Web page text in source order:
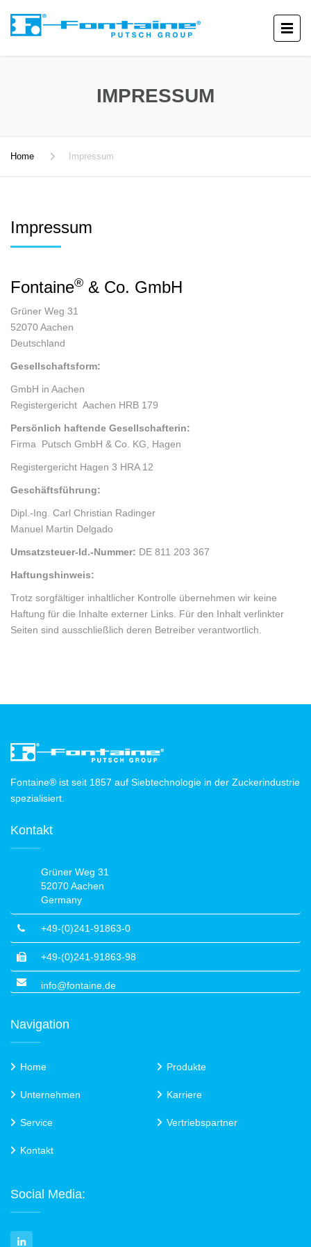
IMPRESSUM
Home Impressum
Impressum
Fontaine® & Co. GmbH
Grüner Weg 31
52070 Aachen
Deutschland
Gesellschaftsform:
GmbH in Aachen
Registergericht Aachen HRB 179
Persönlich haftende Gesellschafterin:
Firma Putsch GmbH & Co. KG, Hagen
Registergericht Hagen 3 HRA 12
Geschäftsführung:
Dipl.-Ing. Carl Christian Radinger
Manuel Martin Delgado
Umsatzsteuer-Id.-Nummer: DE 811 203 367
Haftungshinweis:
Trotz sorgfältiger inhaltlicher Kontrolle übernehmen wir keine
Haftung für die Inhalte externer Links. Für den Inhalt verlinkter
Seiten sind ausschließlich deren Betreiber verantwortlich.
Fontaine® ist seit 1857 auf Siebtechnologie in der Zuckerindustrie
spezialisiert.
Kontakt
Grüner Weg 31
52070 Aachen
Germany
+49-(0)241-91863-0
+49-(0)241-91863-98
info@fontaine.de
Navigation
Home Produkte
Unternehmen Karriere
Service Vertriebspartner
Kontakt
Social Media: